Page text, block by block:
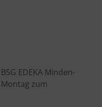
EDEKA Minden-
zum